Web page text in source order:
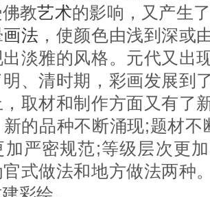
教艺术的影响，又产生
画法 ，使颜色由浅到深或
淡雅的风格。元代又出
、清时期，彩画发展到
取材和制作方面又有了
的品种不断涌现;题材
加严密规范;等级层次更
式做法和地方做法两种